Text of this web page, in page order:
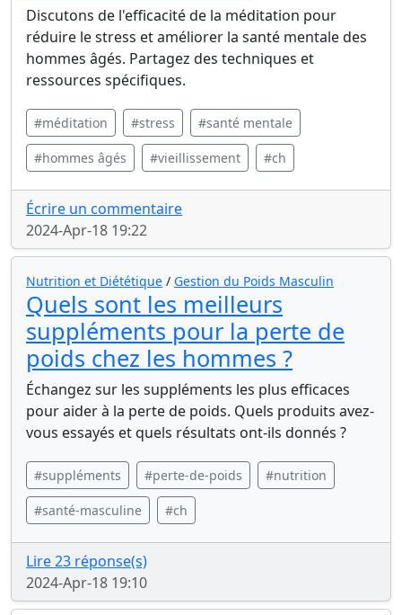
Discutons de l'efficacité de la méditation pour
réduire le stress et améliorer la santé mentale des
hommes âgés. Partagez des techniques et
ressources spécifiques.
#méditation #stress #santé mentale
#hommes âgés #vieillissement #ch
Écrire un commentaire
2024-Apr-18 19:22
Nutrition et Diététique / Gestion du Poids Masculin
Quels sont les meilleurs
suppléments pour la perte de
poids chez les hommes ?
Échangez sur les suppléments les plus efficaces
pour aider à la perte de poids. Quels produits avez-
vous essayés et quels résultats ont-ils donnés ?
#suppléments #perte-de-poids #nutrition
#santé-masculine #ch
Lire 23 réponse(s)
2024-Apr-18 19:10